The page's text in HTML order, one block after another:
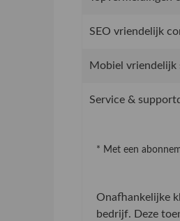
SEO vriendelijk
Mobiel vriendelijk
Service &
* Met een
Onafhankelijke
bedrijf. Deze